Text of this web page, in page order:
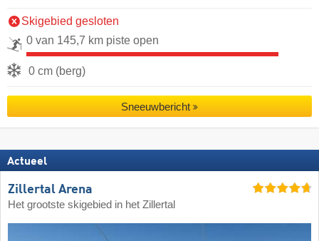
Skigebied gesloten
0 van 145,7 km piste open
0 cm (berg)
Sneeuwbericht
Actueel
Zillertal Arena
Het grootste skigebied in het Zillertal